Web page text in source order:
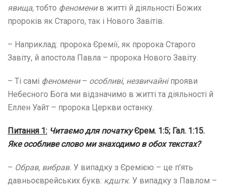
явища, тобто феноменив житті й діяльності Божих
пророків як Старого, так і Нового Завітів.
– Наприклад: пророка Єремії, як пророка Старого
Завіту, й апостола Павла – пророка Нового Завіту.
– Ті самі феномени– особливі, незвичайніпрояви
Небесного Бога ми відзначимо в житті та діяльності й
Еллен Уайт – пророка Церкви останку.
Питання 1: Читаємо для початкуЄрем. 1:5; Гал. 1:15.
Яке особливе слово ми знаходимо в обох текстах?
– Обрав, вибрав. У випадку з Єремією – це п’ять
давньоєврейських букв: кдштк. У випадку з Павлом –